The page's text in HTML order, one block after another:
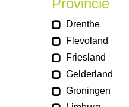
Provincie
Drenthe
Flevoland
Friesland
Gelderland
Groningen